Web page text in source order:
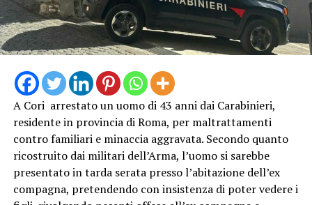
A Cori arrestato un uomo di 43 anni dai Carabinieri,
residente in provincia di Roma, per maltrattamenti
contro familiari e minaccia aggravata. Secondo quanto
ricostruito dai militari dell’Arma, l’uomo si sarebbe
presentato in tarda serata presso l’abitazione dell’ex
compagna, pretendendo con insistenza di poter vedere i